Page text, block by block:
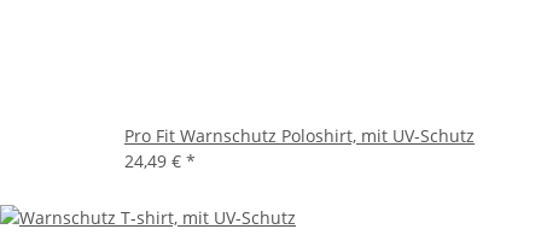
Pro Fit Warnschutz Poloshirt, mit UV-Schutz
24,49 € *